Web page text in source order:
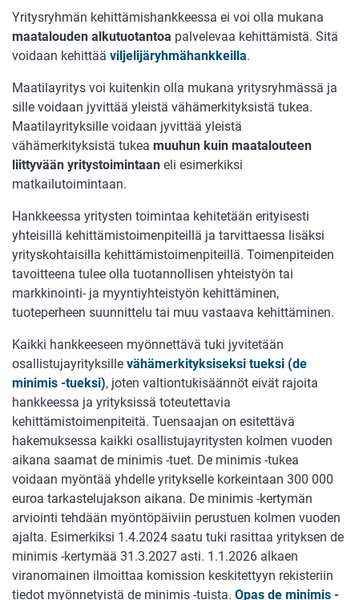
Yritysryhmän kehittämishankkeessa ei voi olla mukana
maatalouden alkutuotantoa palvelevaa kehittämistä. Sitä
voidaan kehittää viljelijäryhmähankkeilla.
Maatilayritys voi kuitenkin olla mukana yritysryhmässä ja
sille voidaan jyvittää yleistä vähämerkityksistä tukea.
Maatilayrityksille voidaan jyvittää yleistä
vähämerkityksistä tukea muuhun kuin maatalouteen
liittyvään yritystoimintaan eli esimerkiksi
matkailutoimintaan.
Hankkeessa yritysten toimintaa kehitetään erityisesti
yhteisillä kehittämistoimenpiteillä ja tarvittaessa lisäksi
yrityskohtaisilla kehittämistoimenpiteillä. Toimenpiteiden
tavoitteena tulee olla tuotannollisen yhteistyön tai
markkinointi- ja myyntiyhteistyön kehittäminen,
tuoteperheen suunnittelu tai muu vastaava kehittäminen.
Kaikki hankkeeseen myönnettävä tuki jyvitetään
osallistujayrityksille vähämerkityksiseksi tueksi (de
minimis -tueksi), joten valtiontukisäännöt eivät rajoita
hankkeessa ja yrityksissä toteutettavia
kehittämistoimenpiteitä. Tuensaajan on esitettävä
hakemuksessa kaikki osallistujayritysten kolmen vuoden
aikana saamat de minimis -tuet. De minimis -tukea
voidaan myöntää yhdelle yritykselle korkeintaan 300 000
euroa tarkastelujakson aikana. De minimis -kertymän
arviointi tehdään myöntöpäiviin perustuen kolmen vuoden
ajalta. Esimerkiksi 1.4.2024 saatu tuki rasittaa yrityksen de
minimis -kertymää 31.3.2027 asti. 1.1.2026 alkaen
viranomainen ilmoittaa komission keskitettyyn rekisteriin
tiedot myönnetyistä de minimis -tuista. Opas de minimis -